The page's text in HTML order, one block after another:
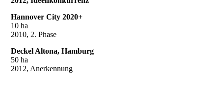
Hannover City 2020+
10 ha
2010, 2. Phase
Deckel Altona, Hamburg
50 ha
2012, Anerkennung